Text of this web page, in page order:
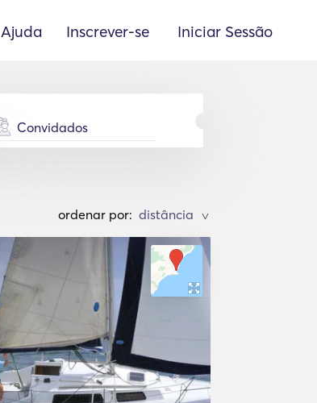
Ajuda Inscrever-se Iniciar Sessão
Convidados
ordenar por: >